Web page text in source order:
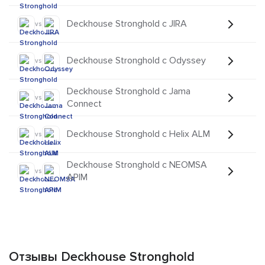
vs Deckhouse Stronghold с JIRA
vs Deckhouse Stronghold с Odyssey
vs
Deckhouse Stronghold с Jama
Connect
vs Deckhouse Stronghold с Helix ALM
vs
Deckhouse Stronghold с NEOMSA
APIM
Отзывы Deckhouse Stronghold